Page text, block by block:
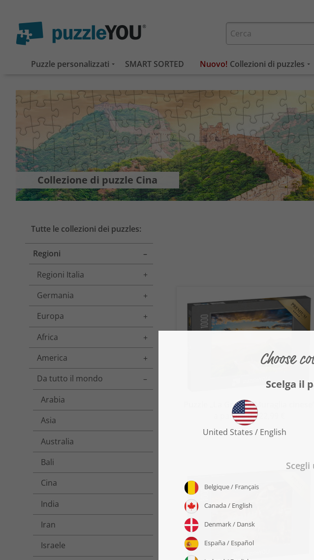
Puzzle personalizzati SMART SORTED Collezioni di puzzles
Collezione di puzzle Cina
Tutte le collezioni dei puzzles:
Regioni
Toggle menu
Regioni Italia
Toggle menu
Germania
Toggle menu
Europa
Toggle menu
Africa
Toggle menu
America
Toggle menu
Da tutto il mondo
Toggle menu
Arabia
Asia
Australia
Bali
Cina
India
Iran
Israele
Puzzle „La Grande Muraglia cinese“
a partire da 22,99 €